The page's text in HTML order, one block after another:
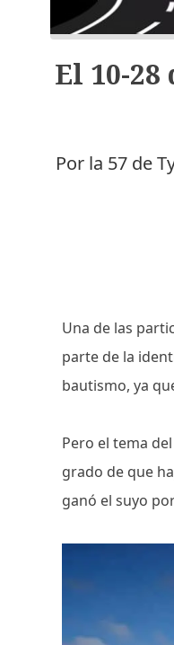
El 10-
Por la 57 de
Una de las
parte de la
bautismo, ya
Pero el tema
grado de que
ganó el suyo